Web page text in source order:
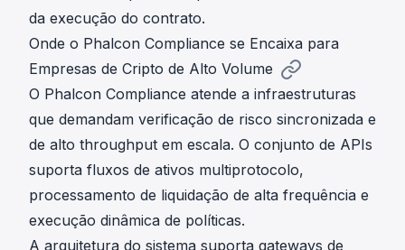
da execução do contrato.
Onde o Phalcon Compliance se Encaixa para
Empresas de Cripto de Alto Volume
O Phalcon Compliance atende a infraestruturas
que demandam verificação de risco sincronizada e
de alto throughput em escala. O conjunto de APIs
suporta fluxos de ativos multiprotocolo,
processamento de liquidação de alta frequência e
execução dinâmica de políticas.
A arquitetura do sistema suporta gateways de